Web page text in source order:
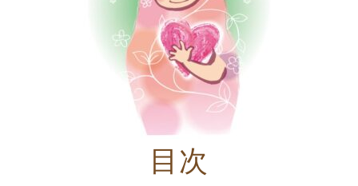
目次